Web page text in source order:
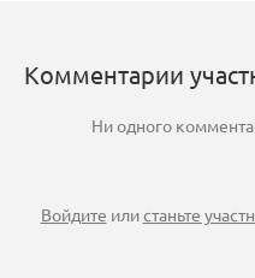
Комментарии
Ни одного
Войдите илистаньте